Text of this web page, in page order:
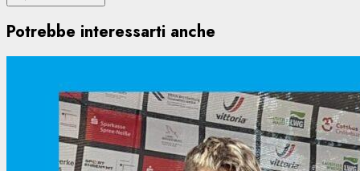
Potrebbe interessarti anche